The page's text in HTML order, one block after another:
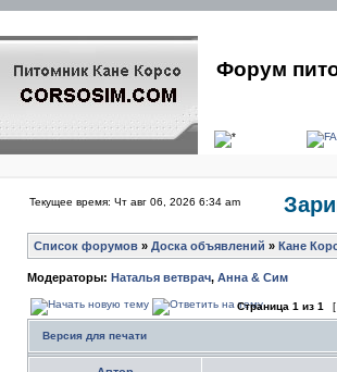
Форум
Текущее время: Чт авг 06, 2026 6:34 am
Список форумов » Доска объявлений » Кане
Модераторы: Наталья ветврач, Анна & Сим
Страница 1 из 1
Версия для печати